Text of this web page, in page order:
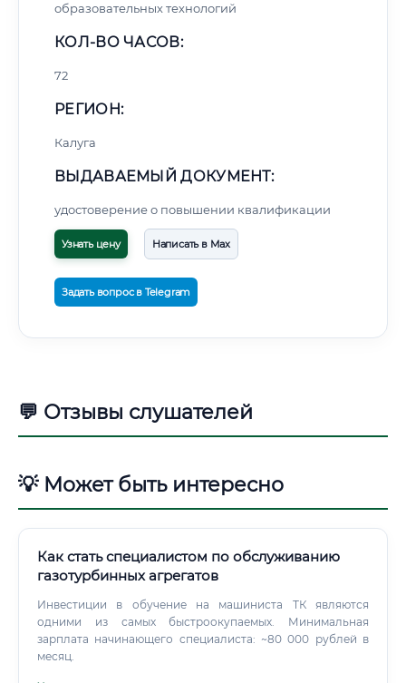
образовательных технологий
КОЛ-ВО ЧАСОВ:
72
РЕГИОН:
Калуга
ВЫДАВАЕМЫЙ ДОКУМЕНТ:
удостоверение о повышении квалификации
Узнать цену Написать в Max
Задать вопрос в Telegram
💬 Отзывы слушателей
💡 Может быть интересно
Как стать специалистом по обслуживанию
газотурбинных агрегатов
Инвестиции в обучение на машиниста ТК являются
одними из самых быстроокупаемых. Минимальная
зарплата начинающего специалиста: ~80 000 рублей в
месяц.